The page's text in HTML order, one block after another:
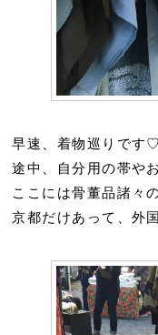
早速、着物巡りです
途中、自分用の帯や
ここには骨董品諸々
京都だけあって、外